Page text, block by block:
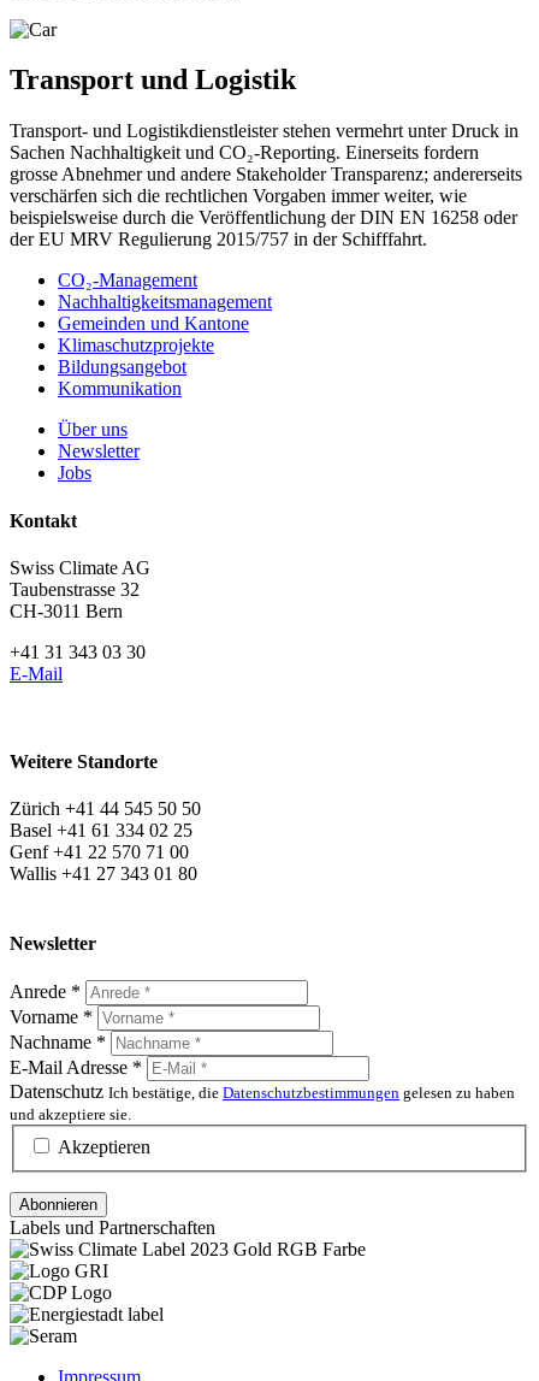
Transport und Logistik
Transport- und Logistikdienstleister stehen vermehrt unter Druck in
Sachen Nachhaltigkeit und CO₂-Reporting. Einerseits fordern
grosse Abnehmer und andere Stakeholder Transparenz; andererseits
verschärfen sich die rechtlichen Vorgaben immer weiter, wie
beispielsweise durch die Veröffentlichung der DIN EN 16258 oder
der EU MRV Regulierung 2015/757 in der Schifffahrt.
CO₂-Management
Nachhaltigkeitsmanagement
Gemeinden und Kantone
Klimaschutzprojekte
Bildungsangebot
Kommunikation
Über uns
Newsletter
Jobs
Kontakt
Swiss Climate AG
Taubenstrasse 32
CH-3011 Bern
+41 31 343 03 30
E-Mail
Weitere Standorte
Zürich +41 44 545 50 50
Basel +41 61 334 02 25
Genf +41 22 570 71 00
Wallis +41 27 343 01 80
Newsletter
Anrede *
Vorname *
Nachname *
E-Mail Adresse *
Datenschutz Ich bestätige, die Datenschutzbestimmungen gelesen zu haben
und akzeptiere sie.
Akzeptieren
Labels und Partnerschaften
Impressum